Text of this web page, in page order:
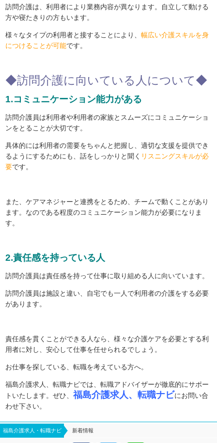
訪問介護は、利用者により業務内容が異なります。自立して動ける
方や寝たきりの方もいます。
様々なタイプの利用者と接することにより、幅広い介護スキルを身
につけることが可能です。
◆訪問介護に向いている人について◆
1.コミュニケーション能力がある
訪問介護員は利用者や利用者の家族とスムーズにコミュニケーショ
ンをとることが大切です。
具体的には利用者の需要をちゃんと把握し、適切な支援を提供でき
るようにするためにも、話をしっかりと聞く リスニングスキルが必
要です。
また、ケアマネジャーと連携をとるため、チームで動くことがあり
ます。なのである程度のコミュニケーション能力が必要になりま
す。
2.責任感を持っている人
訪問介護員は責任感を持って仕事に取り組める人に向いています。
訪問介護員は施設と違い、自宅でも一人で利用者の介護をする必要
があります。
責任感を貫くことができる人なら、様々な介護ケアを必要とする利
用者に対し、安心して仕事を任せられるでしょう。
お仕事を探している、転職を考えている方へ。
福島介護求人、転職ナビでは、転職アドバイザーが徹底的にサポー
トいたします。ぜひ、福島介護求人、転職ナビにお問い合
わせ下さい。
福島介護求人・転職ナビ 新着情報